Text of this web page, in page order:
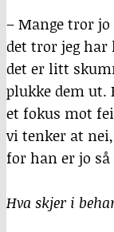
– Mange tror
det tror jeg
det er litt
plukke dem ut.
et fokus mot
vi tenker at
for han er jo
Hva skjer i